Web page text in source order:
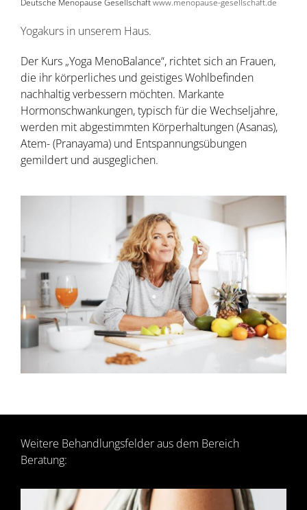
Deutsche Menopause Gesellschaftwww.menopause-gesellschaft.de
Yogakurs in unserem Haus.
Der Kurs „Yoga MenoBalance“, richtet sich an Frauen,
die ihr körperliches und geistiges Wohlbefinden
nachhaltig verbessern möchten. Markante
Hormonschwankungen, typisch für die Wechseljahre,
werden mit abgestimmten Körperhaltungen (Asanas),
Atem- (Pranayama) und Entspannungsübungen
gemildert und ausgeglichen.
Weitere Behandlungsfelder aus dem Bereich
Beratung: